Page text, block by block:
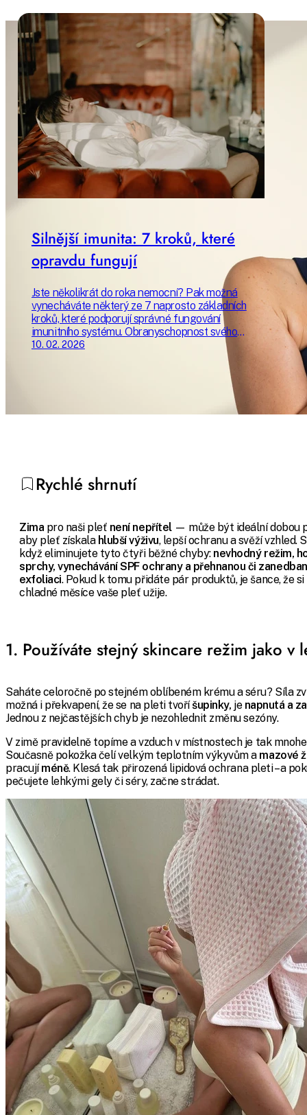
Rychlé shrnutí
Zima pro naši pleť není nepřítel— může být ideální dobou
aby pleť získala hlubší výživu, lepší ochranu a svěží vzhled.
když eliminujete tyto čtyři běžné chyby: nevhodný režim,
sprchy, vynechávání SPF ochrany a přehnanou či
exfoliaci. Pokud k tomu přidáte pár produktů, je šance, že si
chladné měsíce vaše pleť užije.
1. Používáte stejný skincare režim jako v
Saháte celoročně po stejném oblíbeném krému a séru? Síla
možná i překvapení, že se na pleti tvoříšupinky, jenapnutá a
Jednou z nejčastějších chyb je nezohlednit změnu sezóny.
V zimě pravidelně topíme a vzduch v místnostech je tak
Současně pokožka čelí velkým teplotním výkyvům a mazové
pracujíméně. Klesá tak přirozená lipidová ochrana pleti – a
pečujete lehkými gely či séry, začne strádat.
zařadíte, tím rychleji se můžete těšit na
výsledek.
Silnější imunita: 7 kroků, které
opravdu fungují
Jste několikrát do roka nemocní? Pak možná
vynecháváte některý ze 7 naprosto základních
kroků, které podporují správné fungování
imunitního systému. Obranyschopnost svého
organismu můžete zlepšit příjemně a
udržitelně – a žít tak mnohem kvalitnější život.
10. 02. 2026